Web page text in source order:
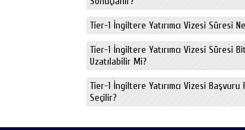
Tier-1 İngiltere Yatırımcı Vizesi Süresi
Tier-1 İngiltere Yatırımcı Vizesi Süresi
Uzatılabilir Mi?
Tier-1 İngiltere Yatırımcı Vizesi Başvuru
Seçilir?